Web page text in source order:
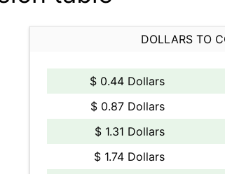
DOLLARS TO
$ 0.44 Dollars
$ 0.87 Dollars
$ 1.31 Dollars
$ 1.74 Dollars